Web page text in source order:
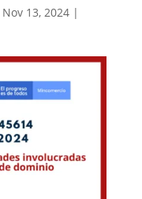
Nov 13, 2024|